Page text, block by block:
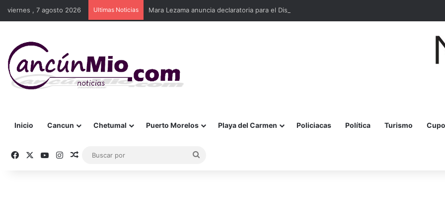
viernes , 7 agosto 2026 Ultimas Noticias Mara Lezama anuncia declaratoria para el Distrito Financiero y Tecnológico de Cancún
Inicio Cancun Chetumal Puerto Morelos Playa del Carmen Policiacas Política Turismo
Facebook YouTubeInstagramPublicación al azar